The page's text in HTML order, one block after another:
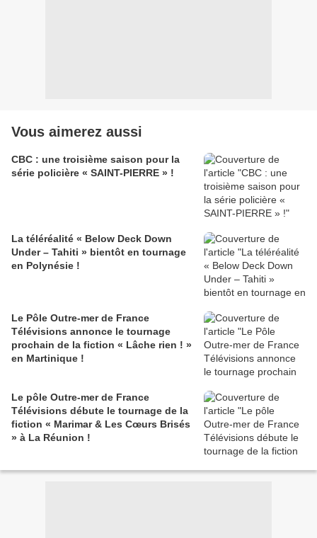
Vous aimerez aussi
CBC : une troisième saison pour la
série policière « SAINT-PIERRE » !
La téléréalité « Below Deck Down
Under – Tahiti » bientôt en tournage
en Polynésie !
Le Pôle Outre-mer de France
Télévisions annonce le tournage
prochain de la fiction « Lâche rien ! »
en Martinique !
Le pôle Outre-mer de France
Télévisions débute le tournage de la
fiction « Marimar & Les Cœurs Brisés
» à La Réunion !